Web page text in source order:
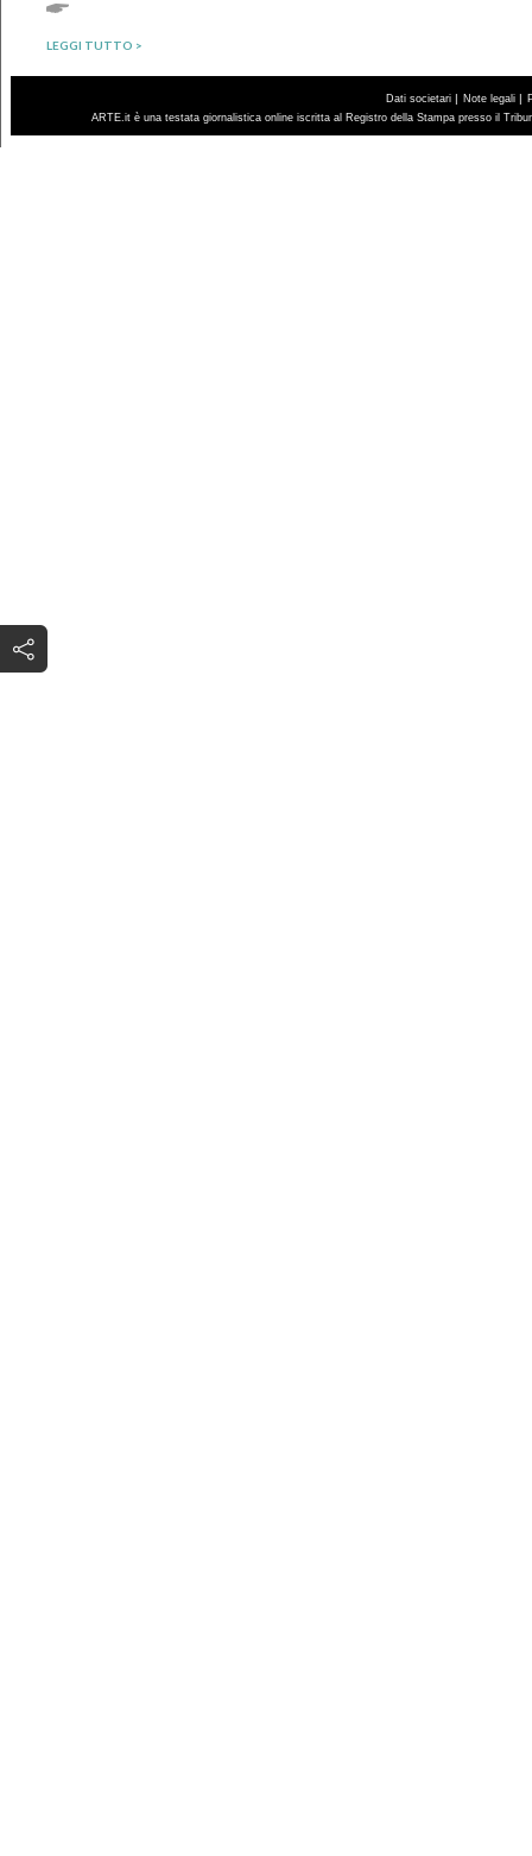
LEGGI TUTTO >
Dati societari | Note legali |
ARTE.it è una testata giornalistica online iscritta al Registro della Stampa presso il